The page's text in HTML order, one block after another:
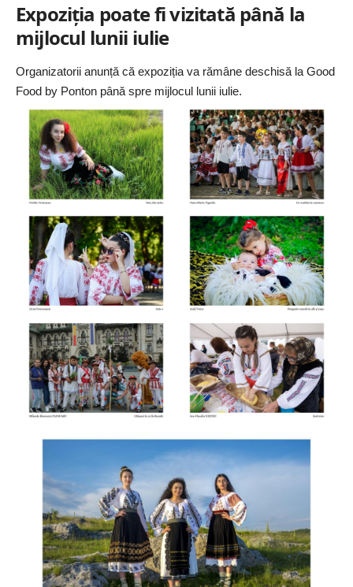
Expoziția poate fi vizitată până la
mijlocul lunii iulie
Organizatorii anunță că expoziția va rămâne deschisă la Good
Food by Ponton până spre mijlocul lunii iulie.